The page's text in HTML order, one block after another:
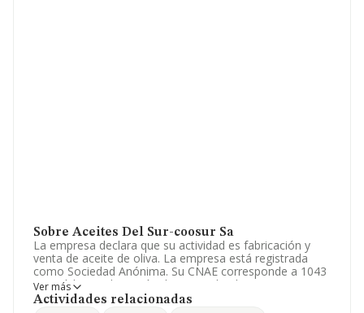
Sobre Aceites Del Sur-coosur Sa
La empresa declara que su actividad es fabricación y
venta de aceite de oliva. La empresa está registrada
como Sociedad Anónima. Su CNAE corresponde a 1043
con código 'Fabricación de aceite de oliva'. La empresa
es importadora y exportadora.
Ver más
Actividades relacionadas